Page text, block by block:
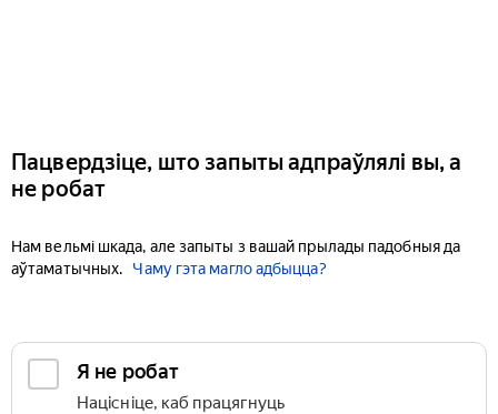
Пацвердзіце, што запыты адпраўлялі вы, а
не робат
Нам вельмі шкада, але запыты з вашай прылады падобныя да
аўтаматычных.
Чаму гэта магло адбыцца?
Я не робат
Націсніце, каб працягнуць